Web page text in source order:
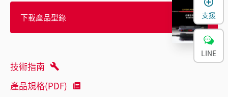
下載產品型錄
技術指南
產品規格(PDF)
支援
LINE